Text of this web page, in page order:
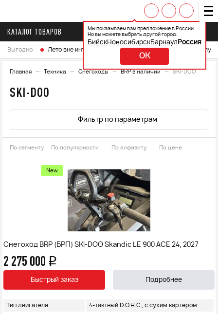
Мы показываем вам предложение в России
Но вы можете выбрать другой город:
БийскНовосибирскБарнаул Россия
OK
КАТАЛОГ ТОВАРОВ
Выгодно: Лето вне интренета Выберите свой мотоцикл и
Главная Техника Снегоходы BRP в наличии SKI-DOO
SKI-DOO
Фильтр по параметрам
По сегменту По популярности По алфавиту По цене
New
Снегоход BRP (БРП) SKI-DOO Skandic LE 900 ACE 24, 2027
2 275 000 q
Быстрый заказ Подробнее
Тип двигателя 4-тактный D.O.H.C., с сухим картером